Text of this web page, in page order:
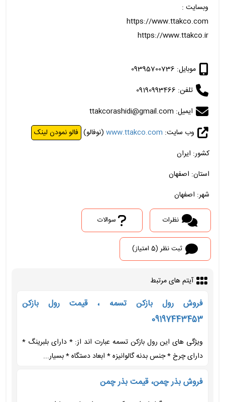
وبسایت :
https://www.ttakco.com
https://www.ttakco.ir
موبایل: 09395700736
تلفن: 09190993466
ایمیل: ttakcorashidi@gmail.com
وب سایت: www.ttakco.com (نوفالو) فالو نمودن لینک
کشور: ایران
استان: اصفهان
شهر: اصفهان
نظرات سوالات
ثبت نظر (5 امتیاز)
آیتم های مرتبط
فروش رول بازکن تسمه ، قیمت رول بازکن
09197443453
ویژگی های این رول بازکن تسمه عبارت اند از: * دارای بلبرینگ *
دارای چرخ * جنس بدنه گالوانیزه * ابعاد دستگاه * بسیار...
فروش بذر چمن، قیمت بذر چمن